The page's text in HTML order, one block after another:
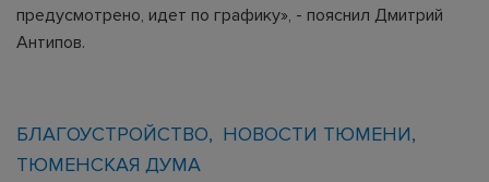
предусмотрено, идет по графику», - пояснил Дмитрий
Антипов.
БЛАГОУСТРОЙСТВО
НОВОСТИ ТЮМЕНИ
ТЮМЕНСКАЯ ДУМА